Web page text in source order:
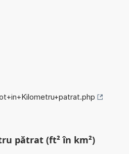
pătrat (ft² în km²)